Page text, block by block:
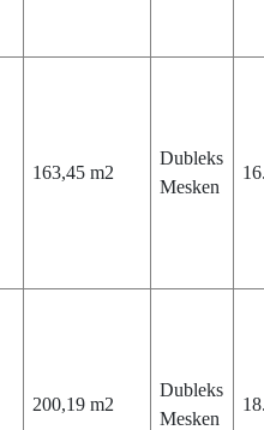
163,45 m2
Dubleks
Mesken
200,19 m2
Dubleks
Mesken